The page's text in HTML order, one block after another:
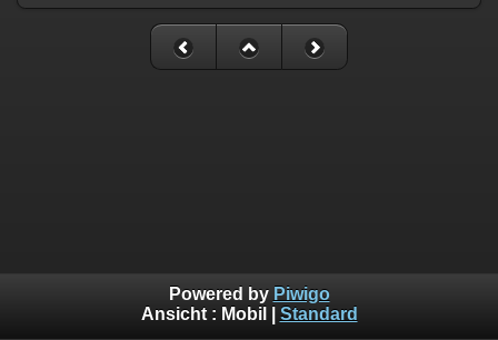
Powered by Piwigo
Ansicht : Mobil Standard